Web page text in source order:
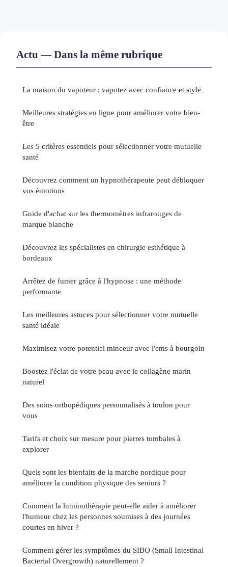
Actu — Dans la même rubrique
La maison du vapoteur : vapotez avec confiance et style
Meilleures stratégies en ligne pour améliorer votre bien-
être
Les 5 critères essentiels pour sélectionner votre mutuelle
santé
Découvrez comment un hypnothérapeute peut débloquer
vos émotions
Guide d'achat sur les thermomètres infrarouges de
marque blanche
Découvrez les spécialistes en chirurgie esthétique à
bordeaux
Arrêtez de fumer grâce à l'hypnose : une méthode
performante
Les meilleures astuces pour sélectionner votre mutuelle
santé idéale
Maximisez votre potentiel minceur avec l'ems à bourgoin
Boostez l'éclat de votre peau avec le collagène marin
naturel
Des soins orthopédiques personnalisés à toulon pour
vous
Tarifs et choix sur mesure pour pierres tombales à
explorer
Quels sont les bienfaits de la marche nordique pour
améliorer la condition physique des seniors ?
Comment la luminothérapie peut-elle aider à améliorer
l'humeur chez les personnes soumises à des journées
courtes en hiver ?
Comment gérer les symptômes du SIBO (Small Intestinal
Bacterial Overgrowth) naturellement ?